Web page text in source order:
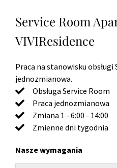
Service Room
VIVIResidence
Praca na stanowisku obsługi
jednozmianowa.
Obsługa Service Room
Praca jednozmianowa
Zmiana 1 - 6:00 - 14:00
Zmienne dni tygodnia
Nasze wymagania